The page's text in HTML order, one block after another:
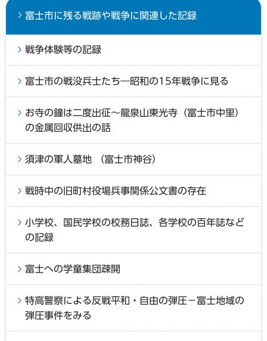
富士市に残る戦跡や戦争に関連した記録
戦争体験等の記録
富士市の戦没兵士たち―昭和の15年戦争に見る
お寺の鐘は二度出征～龍泉山東光寺（富士市中里）
の金属回収供出の話
須津の軍人墓地 （富士市神谷）
戦時中の旧町村役場兵事関係公文書の存在
小学校、国民学校の校務日誌、各学校の百年誌など
の記録
富士への学童集団疎開
特高警察による反戦平和・自由の弾圧－富士地域の
弾圧事件をみる